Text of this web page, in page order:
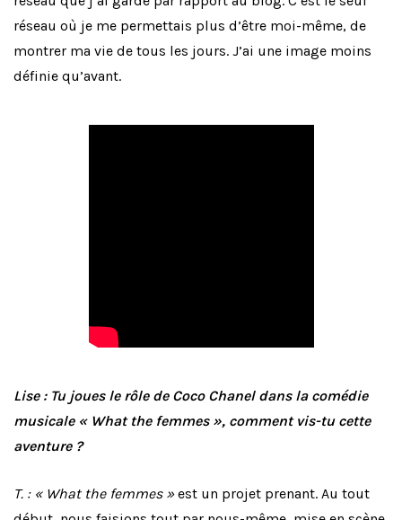
réseau où je me permettais plus d’être moi-même, de
montrer ma vie de tous les jours. J’ai une image moins
définie qu’avant.
Lise : Tu joues le rôle de Coco Chanel dans la comédie
musicale « What the femmes », comment vis-tu cette
aventure ?
T. : « What the femmes »est un projet prenant. Au tout